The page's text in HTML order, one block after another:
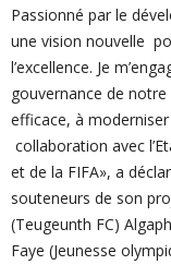
Passionné par le
une vision nouvelle
l’excellence. Je
gouvernance de
efficace, à
collaboration avec
et de la FIFA», a
souteneurs de son
(Teugeunth FC)
Faye (Jeunesse